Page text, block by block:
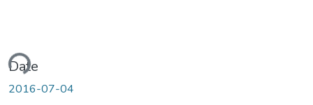
Date
2016-07-04